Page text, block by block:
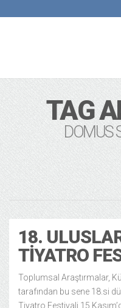
TAG
DOMUS
18.
TIYATRO
Toplumsal Araştırmalar,
tarafından bu sene 18.si
Tiyatro Festivali 15